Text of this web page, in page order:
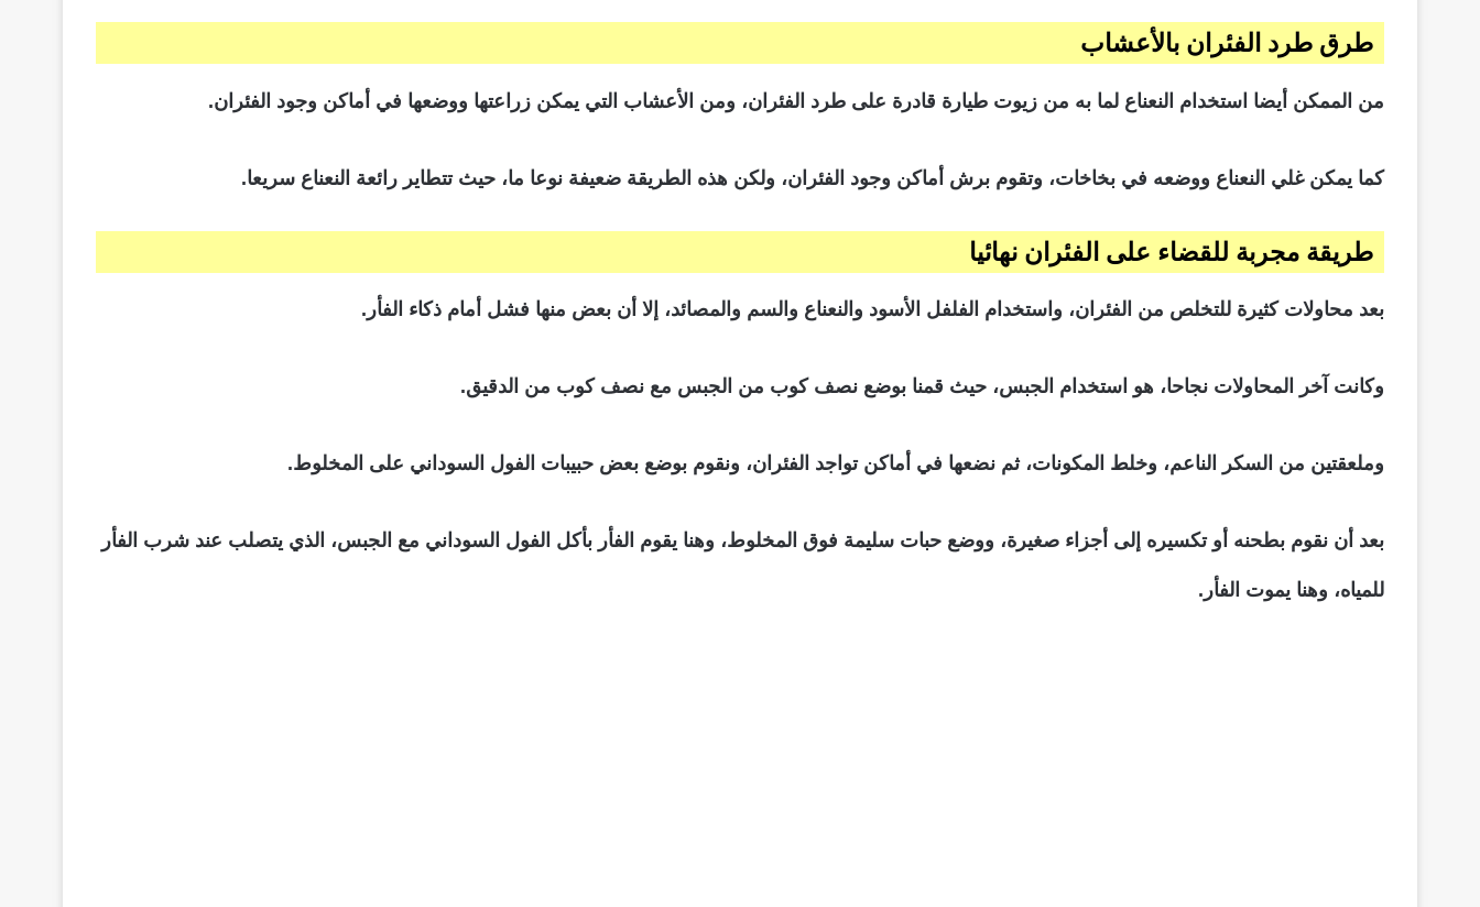
طرق طرد الفئران بالأعشاب
من الممكن أيضا استخدام النعناع لما به من زيوت طيارة قادرة على طرد الفئران، ومن الأعشاب التي يمكن زراعتها ووضعها في أماكن وجود الفئران.
كما يمكن غلي النعناع ووضعه في بخاخات، وتقوم برش أماكن وجود الفئران، ولكن هذه الطريقة ضعيفة نوعا ما، حيث تتطاير رائعة النعناع سريعا.
طريقة مجربة للقضاء على الفئران نهائيا
بعد محاولات كثيرة للتخلص من الفئران، واستخدام الفلفل الأسود والنعناع والسم والمصائد، إلا أن بعض منها فشل أمام ذكاء الفأر.
وكانت آخر المحاولات نجاحا، هو استخدام الجبس، حيث قمنا بوضع نصف كوب من الجبس مع نصف كوب من الدقيق.
وملعقتين من السكر الناعم، وخلط المكونات، ثم نضعها في أماكن تواجد الفئران، ونقوم بوضع بعض حبيبات الفول السوداني على المخلوط.
بعد أن نقوم بطحنه أو تكسيره إلى أجزاء صغيرة، ووضع حبات سليمة فوق المخلوط، وهنا يقوم الفأر بأكل الفول السوداني مع الجبس، الذي يتصلب عند شرب الفأر
للمياه، وهنا يموت الفأر.